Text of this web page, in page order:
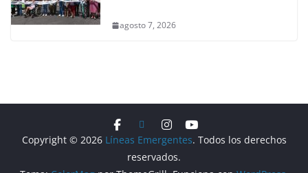
agosto 7, 2026
Copyright © 2026 Líneas Emergentes. Todos los derechos
reservados.